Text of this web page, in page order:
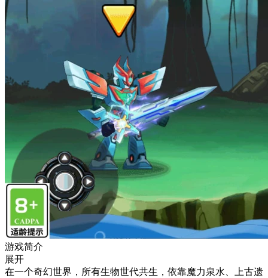
游戏简介
展开
在一个奇幻世界，所有生物世代共生，依靠魔力泉水、上古遗